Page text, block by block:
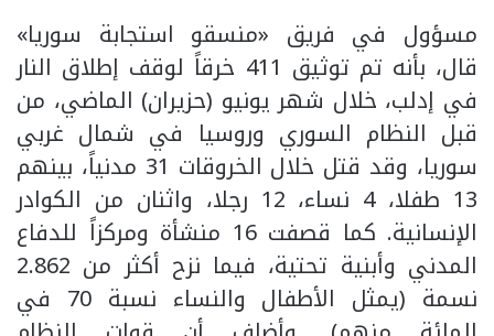
مسؤول في فريق «منسقو استجابة سوريا»
قال، بأنه تم توثيق 411 خرقاً لوقف إطلاق النار
في إدلب، خلال شهر يونيو (حزيران) الماضي، من
قبل النظام السوري وروسيا في شمال غربي
سوريا، وقد قتل خلال الخروقات 31 مدنياً، بينهم
13 طفلا، 4 نساء، 12 رجلا، واثنان من الكوادر
الإنسانية. كما قصفت 16 منشأة ومركزاً للدفاع
المدني وأبنية تحتية، فيما نزح أكثر من 2.862
نسمة (يمثل الأطفال والنساء نسبة 70 في